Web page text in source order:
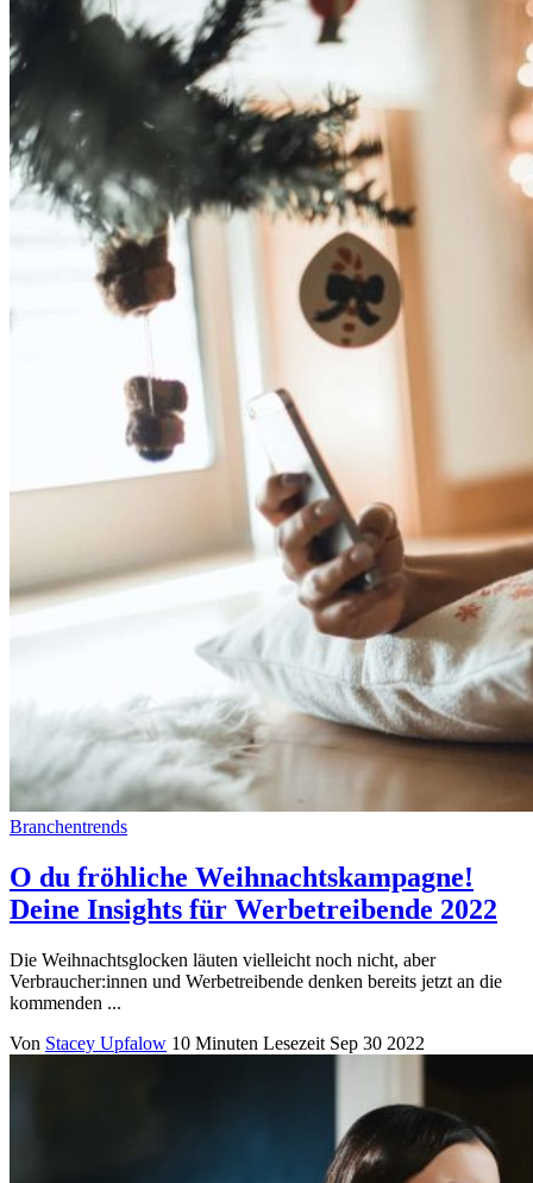
Branchentrends
O du fröhliche Weihnachtskampagne!
Deine Insights für Werbetreibende 2022
Die Weihnachtsglocken läuten vielleicht noch nicht, aber
Verbraucher:innen und Werbetreibende denken bereits jetzt an die
kommenden ...
Von Stacey Upfalow 10 Minuten Lesezeit Sep 30 2022